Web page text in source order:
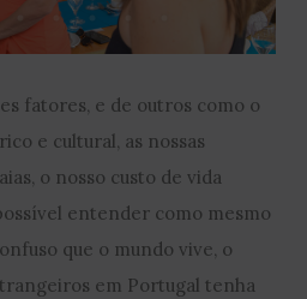
fatores, e de outros como o
e cultural, as nossas
o nosso custo de vida
entender como mesmo
que o mundo vive, o
em Portugal tenha